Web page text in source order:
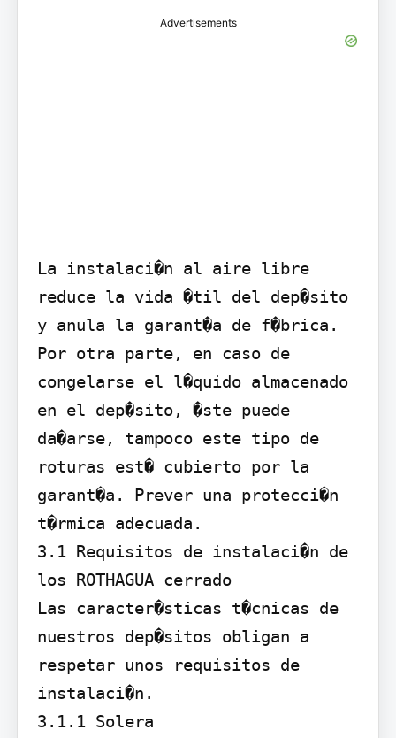
Advertisements
La instalaci�n al aire libre
reduce la vida �til del dep�sito
y anula la garant�a de f�brica.
Por otra parte, en caso de
congelarse el l�quido almacenado
en el dep�sito, �ste puede
da�arse, tampoco este tipo de
roturas est� cubierto por la
garant�a. Prever una protecci�n
t�rmica adecuada.
3.1 Requisitos de instalaci�n de
los ROTHAGUA cerrado
Las caracter�sticas t�cnicas de
nuestros dep�sitos obligan a
respetar unos requisitos de
instalaci�n.
3.1.1 Solera